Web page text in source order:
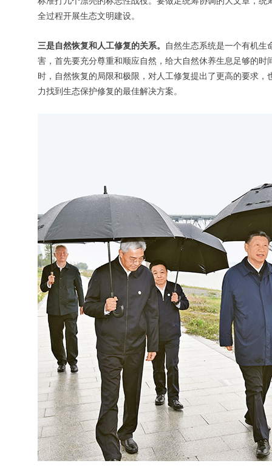
全过程开展生态文明建设。
三是自然恢复和人工修复的关系。 自然生态系统是一个有机
害，首先要充分尊重和顺应自然，给大自然休养生息足够的
时，自然恢复的局限和极限，对人工修复提出了更高的要求
力找到生态保护修复的最佳解决方案。